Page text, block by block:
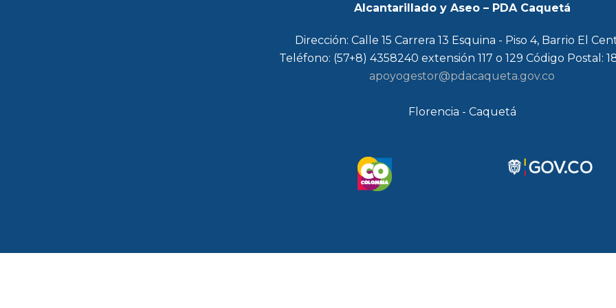
Alcantarillado y Aseo – PDA Caquetá
Dirección: Calle 15 Carrera 13 Esquina - Piso 4, Barrio El
Teléfono: (57+8) 4358240 extensión 117 o 129 Código Postal:
apoyogestor@pdacaqueta.gov.co
Florencia - Caquetá